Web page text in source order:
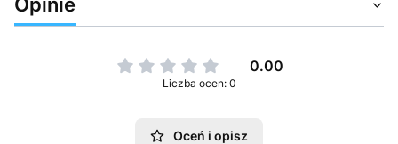
0.00
Liczba ocen: 0
Oceń i opisz